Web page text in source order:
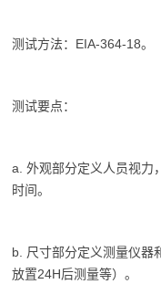
测试方法：EIA-364-18。
测试要点：
a. 外观部分定义人员视力
时间。
b. 尺寸部分定义测量仪器
放置24H后测量等）。